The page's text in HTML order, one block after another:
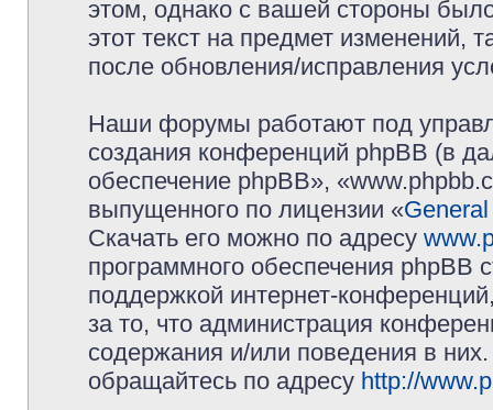
этом, однако с вашей стороны
этот текст на предмет изменений,
после обновления/исправления
Наши форумы работают под
создания конференций phpBB (в
обеспечение phpBB»,
выпущенного по лицензии «
Скачать его можно по адресу
программного обеспечения phpBB
поддержкой интернет-
за то, что администрация
содержания и/или поведения в
обращайтесь по адресу http://